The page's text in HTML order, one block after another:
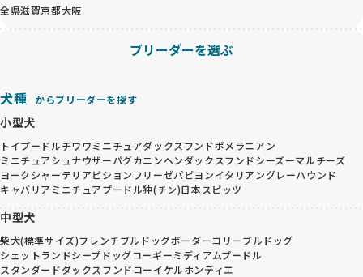
全県滋賀京都大阪
ブリーダーを選ぶ
犬種 からブリーダーを探す
小型犬
トイプードルチワワミニチュアダックスフンドポメラニアン
ミニチュアシュナウザーパグカニンヘンダックスフンドシーズーマルチーズ
ヨークシャーテリアビションフリーゼパピヨンイタリアングレーハウンド
キャバリア ミニチュアプードル狆(チン)日本スピッツ
中型犬
柴犬(標準サイズ)フレンチブルドッグボーダーコリーブルドッグ
シェットランドシープドッグコーギーミディアムプードル
スタンダードダックスフンドコーイケルホンディエ